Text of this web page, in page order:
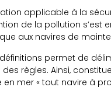
applicable à la
de la pollution s’est
aux navires de
permet de
règles. Ainsi,
mer « tout navire à